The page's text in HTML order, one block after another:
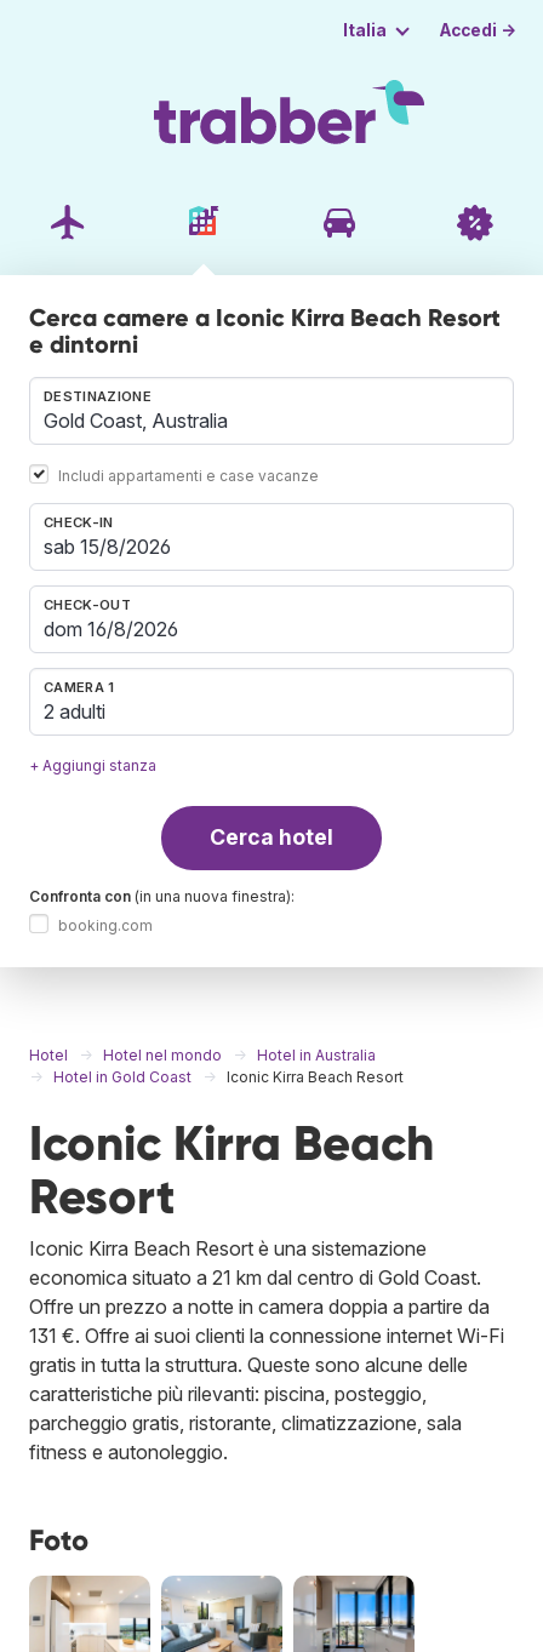
Italia Accedi →
Cerca camere a Iconic Kirra Beach Resort
e dintorni
DESTINAZIONE
Includi appartamenti e case vacanze
CHECK-IN
CHECK-OUT
CAMERA 1
2 adulti
+ Aggiungi stanza
Cerca hotel
Confronta con (in una nuova finestra):
booking.com
Hotel Hotel nel mondo
Hotel in Australia
Hotel in Gold Coast
Iconic Kirra Beach Resort
Iconic Kirra Beach
Resort
Iconic Kirra Beach Resort è una sistemazione
economica situato a 21 km dal centro di Gold Coast.
Offre un prezzo a notte in camera doppia a partire da
131 €. Offre ai suoi clienti la connessione internet Wi-Fi
gratis in tutta la struttura. Queste sono alcune delle
caratteristiche più rilevanti: piscina, posteggio,
parcheggio gratis, ristorante, climatizzazione, sala
fitness e autonoleggio.
Foto